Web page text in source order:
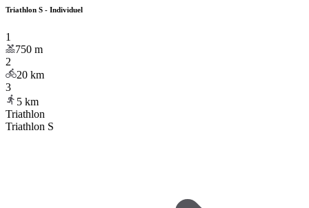
Triathlon S - Individuel
1
750 m
2
20 km
3
5 km
Triathlon
Triathlon S